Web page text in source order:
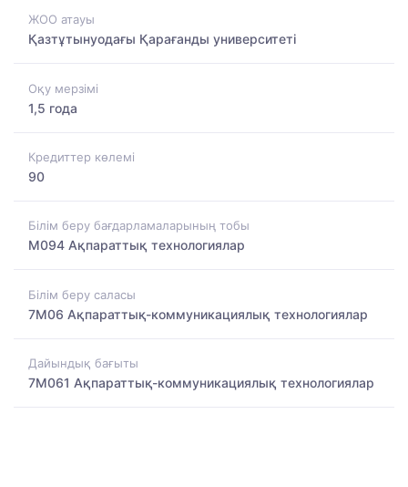
ЖОО атауы
Қазтұтынуодағы Қарағанды университеті
Оқу мерзімі
1,5 года
Кредиттер көлемі
90
Білім беру бағдарламаларының тобы
M094 Ақпараттық технологиялар
Білім беру саласы
7M06 Ақпараттық-коммуникациялық технологиялар
Дайындық бағыты
7M061 Ақпараттық-коммуникациялық технологиялар